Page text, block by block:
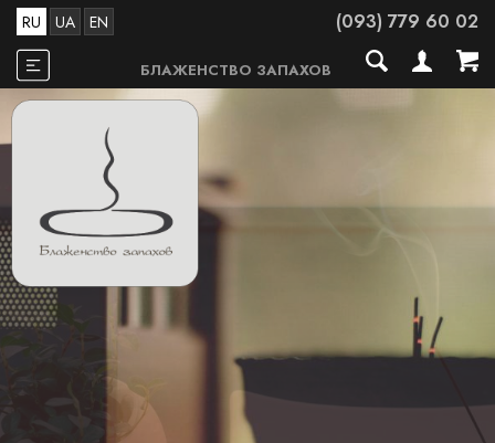
RU UA EN (093) 779 60 02
БЛАЖЕНСТВО ЗАПАХОВ